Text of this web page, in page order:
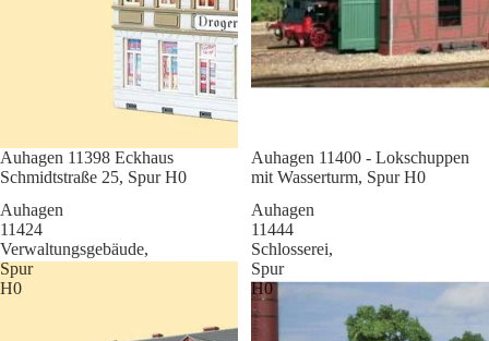
Sale
Auhagen 11398 Eckhaus
Schmidtstraße 25, Spur H0
Sale
Auhagen 11400 - Lokschuppen
mit Wasserturm, Spur H0
Auhagen
11424
Verwaltungsgebäude,
Spur
H0
Auhagen
11444
Schlosserei,
Spur
H0